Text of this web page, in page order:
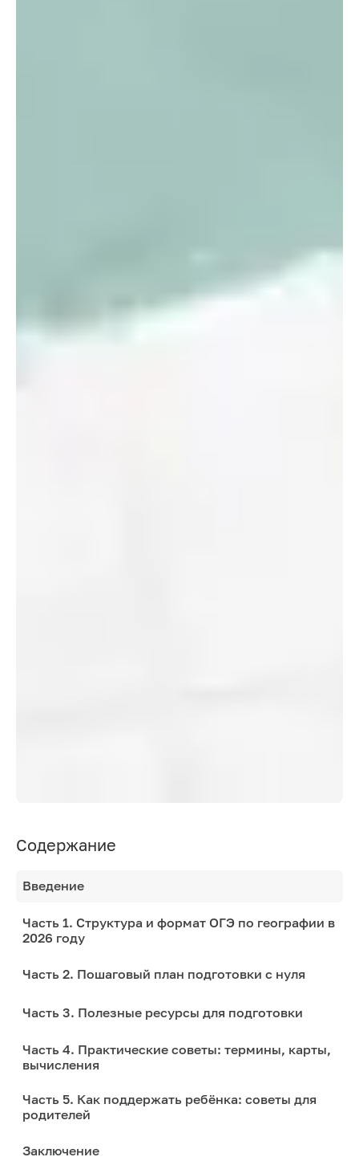
Содержание
Введение
Часть 1. Структура и формат ОГЭ по географии в
2026 году
Часть 2. Пошаговый план подготовки с нуля
Часть 3. Полезные ресурсы для подготовки
Часть 4. Практические советы: термины, карты,
вычисления
Часть 5. Как поддержать ребёнка: советы для
родителей
Заключение